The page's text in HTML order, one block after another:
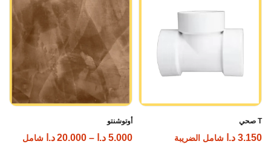
T صحي
3.150 د.ا شامل الضريبة
أوتوشنتو
5.000 د.ا –
20.000 د.ا شامل